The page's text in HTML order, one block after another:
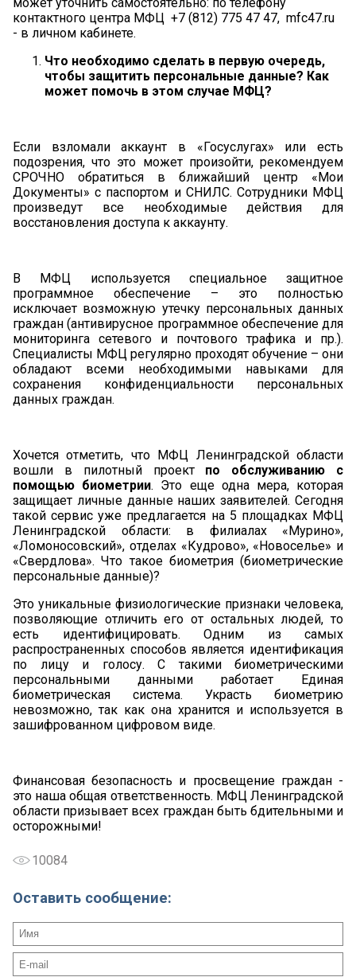
контактного центра МФЦ +7 (812) 775 47 47, mfc47.ru
- в личном кабинете.
Что необходимо сделать в первую очередь,
чтобы защитить персональные данные? Как
может помочь в этом случае МФЦ?
Если взломали аккаунт в «Госуслугах» или есть
подозрения, что это может произойти, рекомендуем
СРОЧНО обратиться в ближайший центр «Мои
Документы» с паспортом и СНИЛС. Сотрудники МФЦ
произведут все необходимые действия для
восстановления доступа к аккаунту.
В МФЦ используется специальное защитное
программное обеспечение – это полностью
исключает возможную утечку персональных данных
граждан (антивирусное программное обеспечение для
мониторинга сетевого и почтового трафика и пр.).
Специалисты МФЦ регулярно проходят обучение – они
обладают всеми необходимыми навыками для
сохранения конфиденциальности персональных
данных граждан.
Хочется отметить, что МФЦ Ленинградской области
вошли в пилотный проект по обслуживанию с
помощью биометрии. Это еще одна мера, которая
защищает личные данные наших заявителей. Сегодня
такой сервис уже предлагается на 5 площадках МФЦ
Ленинградской области: в филиалах «Мурино»,
«Ломоносовский», отделах «Кудрово», «Новоселье» и
«Свердлова». Что такое биометрия (биометрические
персональные данные)?
Это уникальные физиологические признаки человека,
позволяющие отличить его от остальных людей, то
есть идентифицировать. Одним из самых
распространенных способов является идентификация
по лицу и голосу. С такими биометрическими
персональными данными работает Единая
биометрическая система. Украсть биометрию
невозможно, так как она хранится и используется в
зашифрованном цифровом виде.
Финансовая безопасность и просвещение граждан -
это наша общая ответственность. МФЦ Ленинградской
области призывает всех граждан быть бдительными и
осторожными!
10084
Оставить сообщение: